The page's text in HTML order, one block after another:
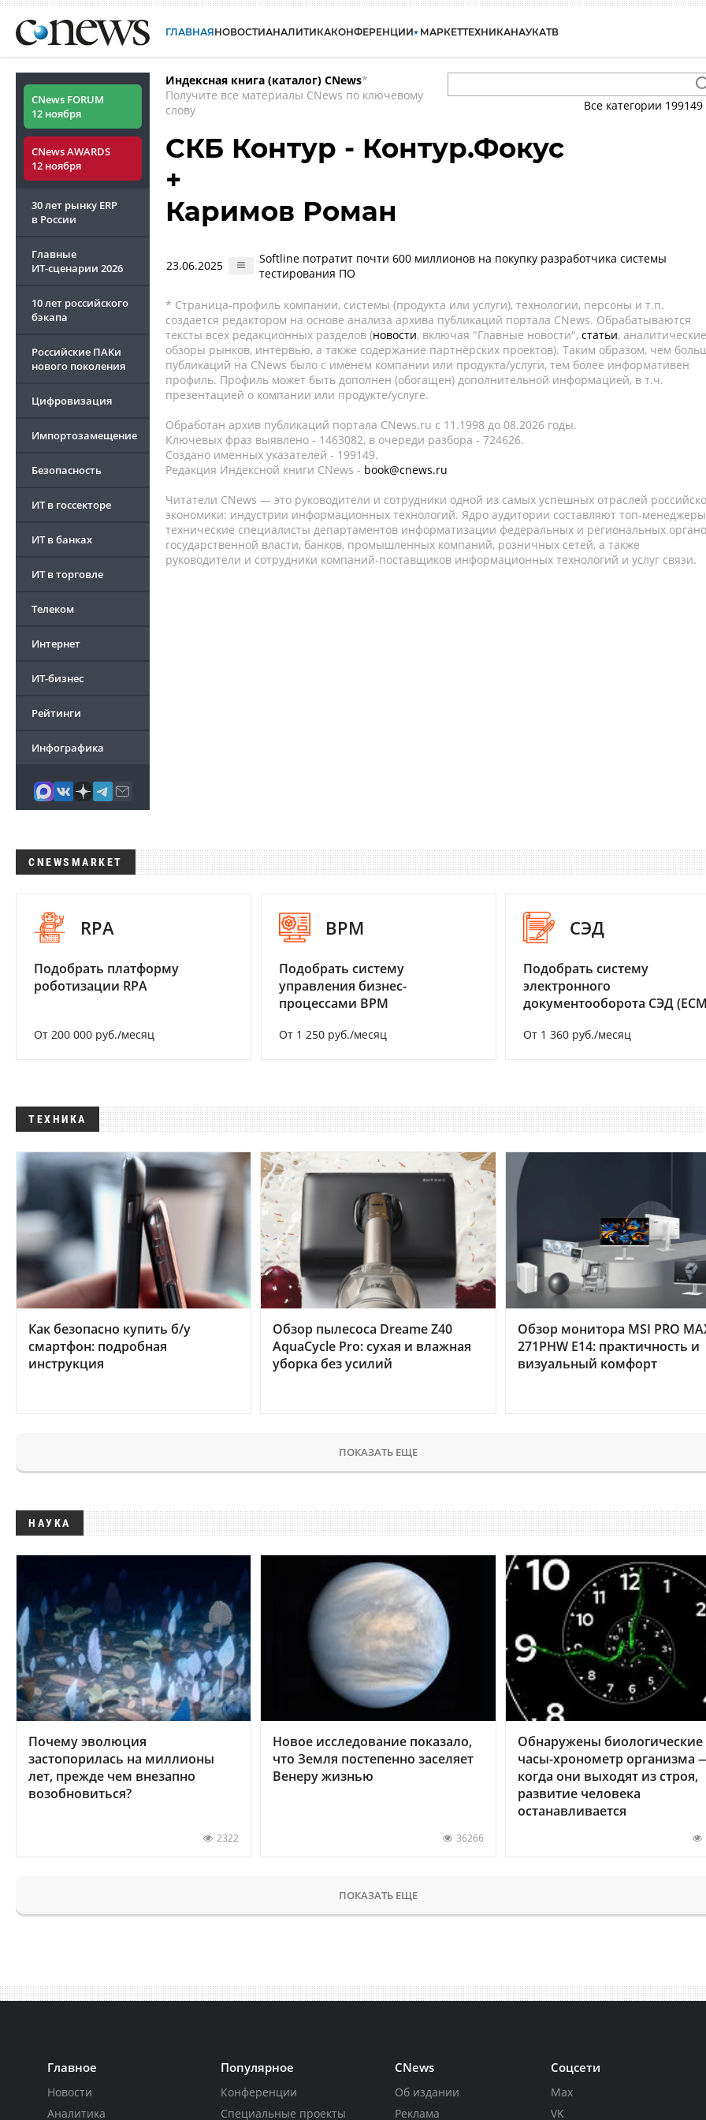
ГЛАВНАЯНОВОСТИАНАЛИТИКАКОНФЕРЕНЦИИ МАРКЕТТЕХНИКАНАУКАТВ
CNews FORUM
12 ноября
CNews AWARDS
12 ноября
30 лет рынку ERP
в России
Главные
ИТ-сценарии 2026
10 лет российского
бэкапа
Российские ПАКи
нового поколения
Цифровизация
Импортозамещение
Безопасность
ИТ в госсекторе
ИТ в банках
ИТ в торговле
Телеком
Интернет
ИТ-бизнес
Рейтинги
Инфографика
Индексная книга (каталог) CNews*
Получите все материалы CNews по ключевому
слову
Все категории 199149
СКБ Контур - Контур.Фокус
+
Каримов Роман
23.06.2025
Softline потратит почти 600 миллионов на покупку разработчика системы
тестирования ПО
* Страница-профиль компании, системы (продукта или услуги), технологии, персоны и т.п.
создается редактором на основе анализа архива публикаций портала CNews. Обрабатываются
тексты всех редакционных разделов (новости, включая "Главные новости", статьи, аналитические
обзоры рынков, интервью, а также содержание партнёрских проектов). Таким образом, чем
публикаций на CNews было с именем компании или продукта/услуги, тем более информативен
профиль. Профиль может быть дополнен (обогащен) дополнительной информацией, в т.ч.
презентацией о компании или продукте/услуге.
Обработан архив публикаций портала CNews.ru c 11.1998 до 08.2026 годы.
Ключевых фраз выявлено - 1463082, в очереди разбора - 724626.
Создано именных указателей - 199149.
Редакция Индексной книги CNews - book@cnews.ru
Читатели CNews — это руководители и сотрудники одной из самых успешных отраслей
экономики: индустрии информационных технологий. Ядро аудитории составляют топ-
технические специалисты департаментов информатизации федеральных и региональных
государственной власти, банков, промышленных компаний, розничных сетей, а также
руководители и сотрудники компаний-поставщиков информационных технологий и услуг связи.
CNEWSMARKET
RPA
Подобрать платформу
роботизации RPA
От 200 000 руб./месяц
BPM
Подобрать систему
управления бизнес-
процессами BPM
От 1 250 руб./месяц
СЭД
Подобрать систему
электронного
документооборота СЭД
От 1 360 руб./месяц
ТЕХНИКА
Как безопасно купить б/у
смартфон: подробная
инструкция
Обзор пылесоса Dreame Z40
AquaCycle Pro: сухая и влажная
уборка без усилий
Обзор монитора MSI PRO
271PHW E14: практичность и
визуальный комфорт
ПОКАЗАТЬ ЕЩЕ
НАУКА
Почему эволюция
застопорилась на миллионы
лет, прежде чем внезапно
возобновиться?
2322
Новое исследование показало,
что Земля постепенно заселяет
Венеру жизнью
36266
Обнаружены биологические
часы-хронометр организма
когда они выходят из строя,
развитие человека
останавливается
ПОКАЗАТЬ ЕЩЕ
Главное
Новости
Аналитика
Популярное
Конференции
Специальные проекты
CNews
Об издании
Реклама
Соцсети
Max
VK